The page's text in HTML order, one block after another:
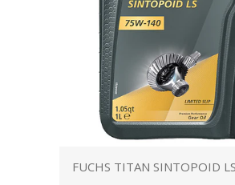
FUCHS TITAN SINTOPOID